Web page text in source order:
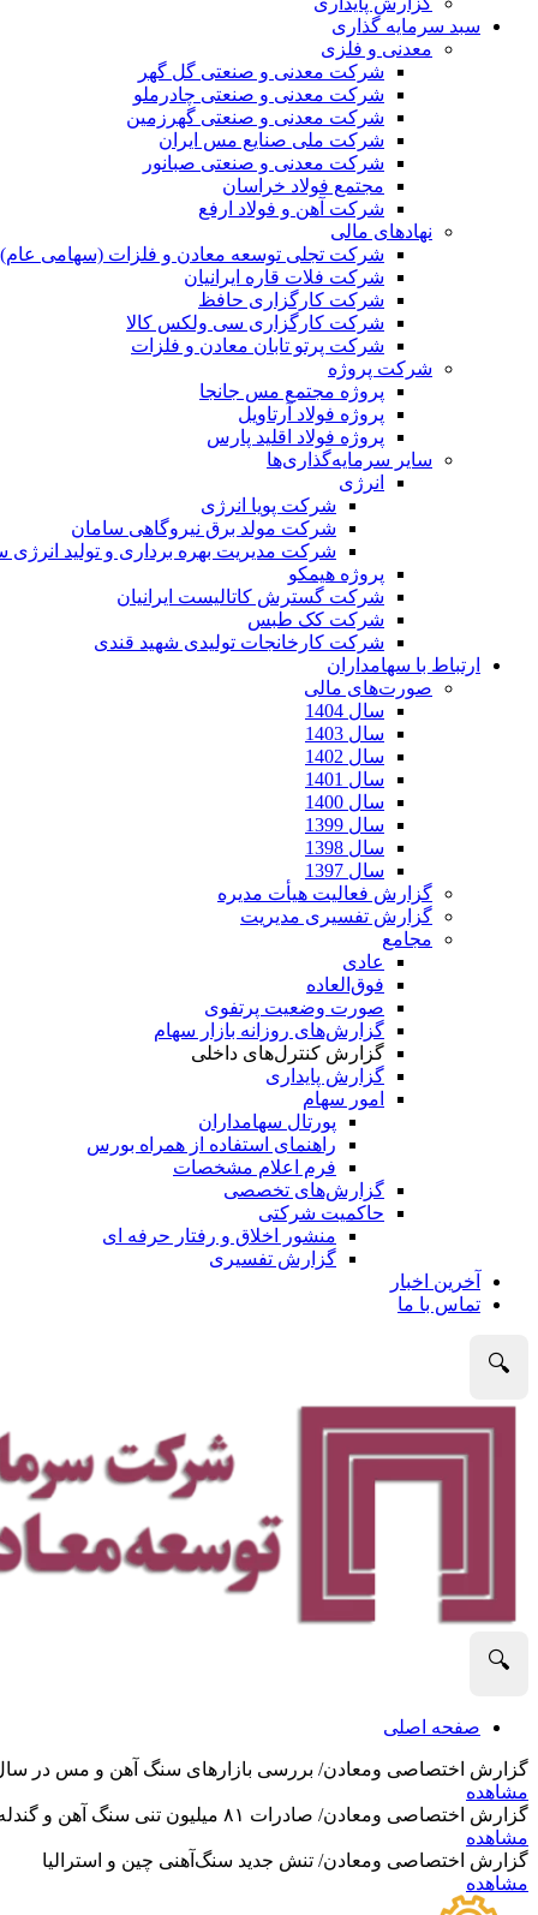
سبد سرمایه گذاری
معدنی و فلزی
شرکت معدنی و صنعتی گل گهر
شرکت معدنی و صنعتی چادرملو
شرکت معدنی و صنعتی گهرزمین
شرکت ملی صنایع مس ایران
شرکت معدنی و صنعتی صبانور
مجتمع فولاد خراسان
شرکت آهن و فولاد ارفع
نهادهای مالی
شرکت تجلی توسعه معادن و فلزات (سهامی عام)
شرکت فلات قاره ایرانیان
شرکت کارگزاری حافظ
شرکت کارگزاری سی ولکس کالا
شرکت پرتو تابان معادن و فلزات
شرکت پروژه
پروژه مجتمع مس جانجا
پروژه فولاد آرتاویل
پروژه فولاد اقلید پارس
سایر سرمایه‌گذاری‌ها
انرژی
شرکت پویا انرژی
شرکت مولد برق نیروگاهی سامان
شرکت مدیریت بهره برداری و تولید انرژی
پروژه هیمکو
شرکت گسترش کاتالیست ایرانیان
شرکت کک طبس
شرکت کارخانجات تولیدی شهید قندی
ارتباط با سهامداران
صورت‌های مالی
سال 1404
سال 1403
سال 1402
سال 1401
سال 1400
سال 1399
سال 1398
سال 1397
گزارش فعالیت هیأت مدیره
گزارش تفسیری مدیریت
مجامع
عادی
فوق‌العاده
صورت وضعیت پرتفوی
گزارش‌های روزانه بازار سهام
گزارش کنترل‌های داخلی
گزارش پایداری
امور سهام
پورتال سهامداران
راهنمای استفاده از همراه بورس
فرم اعلام مشخصات
گزارش‌های تخصصی
حاکمیت شرکتی
منشور اخلاق و رفتار حرفه­ ای
گزارش تفسیری
آخرین اخبار
تماس با ما
🔍
🔍
صفحه اصلی
گزارش اختصاصی ومعادن/ بررسی بازارهای سنگ آهن و مس در سال 2025 و نگاه تحلیلگران به
مشاهده
گزارش اختصاصی ومعادن/ صادرات ۸۱ میلیون تنی سنگ آهن و گندله استرالیا در ماه گذشته
مشاهده
گزارش اختصاصی ومعادن/ تنش جدید سنگ‌آهنی چین و استرالیا
مشاهده